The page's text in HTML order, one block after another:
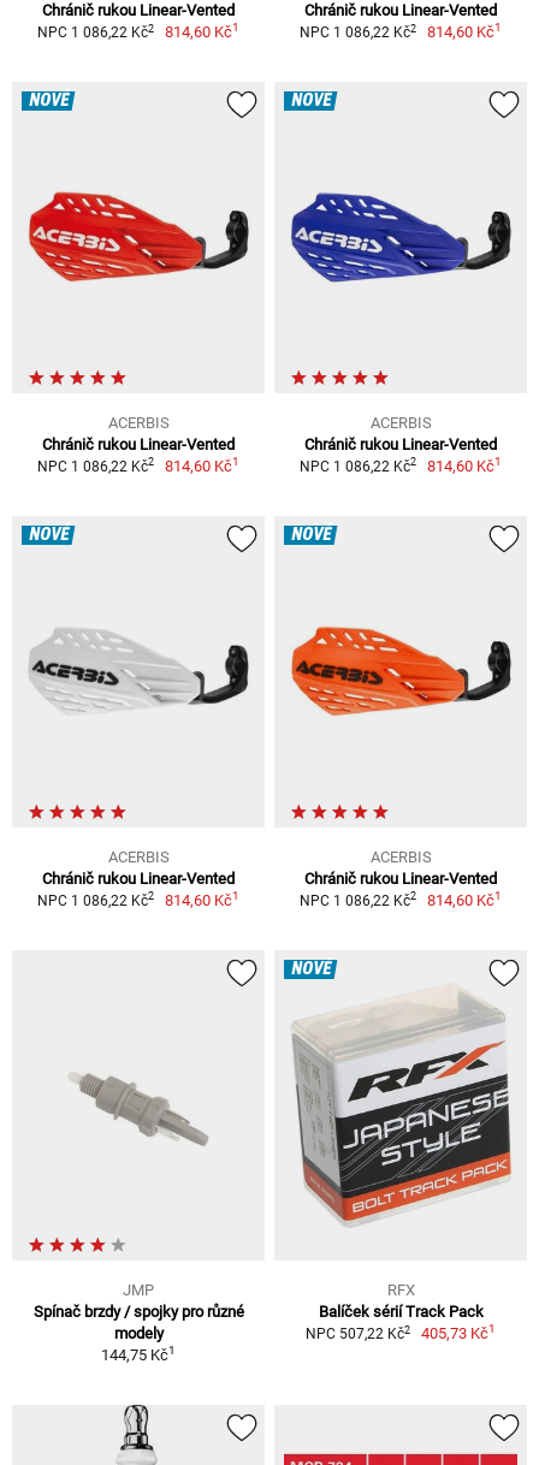
Chránič rukou Linear-Vented
NPC 1 086,22 Kč2 814,60 Kč1
Chránič rukou Linear-Vented
NPC 1 086,22 Kč2 814,60 Kč1
NOVÉ
ACERBIS
Chránič rukou Linear-Vented
NPC 1 086,22 Kč2 814,60 Kč1
NOVÉ
ACERBIS
Chránič rukou Linear-Vented
NPC 1 086,22 Kč2 814,60 Kč1
NOVÉ
ACERBIS
Chránič rukou Linear-Vented
NPC 1 086,22 Kč2 814,60 Kč1
NOVÉ
ACERBIS
Chránič rukou Linear-Vented
NPC 1 086,22 Kč2 814,60 Kč1
JMP
Spínač brzdy / spojky pro různé
modely
144,75 Kč1
NOVÉ
RFX
Balíček sérií Track Pack
NPC 507,22 Kč2 405,73 Kč1